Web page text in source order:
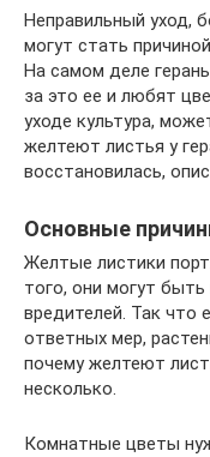
Неправильный уход,
могут стать
На самом деле
за это ее и любят
уходе культура,
желтеют листья у
восстановилась,
Основные
Желтые листики
того, они могут
вредителей. Так что
ответных мер,
почему желтеют
несколько.
Комнатные цветы